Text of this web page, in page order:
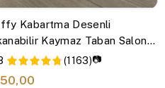
Kabartma Desenli
Kaymaz Taban Salon
Mutfak Koridor Halısı Bej
(1163)📷